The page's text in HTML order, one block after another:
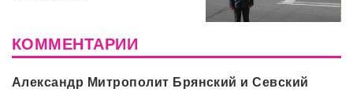
КОММЕНТАРИИ
Александр Митрополит Брянский и Севский